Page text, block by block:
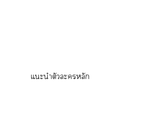
แะนำตัวะหลัก